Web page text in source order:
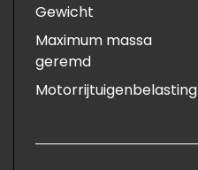
Gewicht
Maximum massa
geremd
Motorrijtuigenbelasting